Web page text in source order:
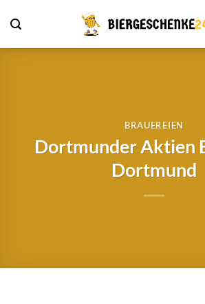
Inhalt
springen
BRAUEREIEN
Dortmunder Aktien
Dortmund